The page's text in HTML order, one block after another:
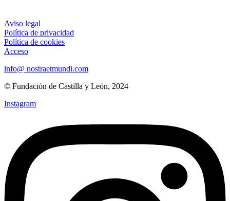
Aviso legal
Política de privacidad
Política de cookies
Acceso
info@ nostraetmundi.com
© Fundación de Castilla y León, 2024
Instagram